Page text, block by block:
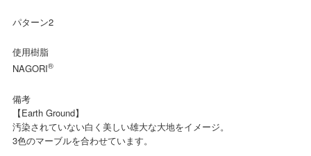
パターン2
使用樹脂
NAGORI®
備考
【Earth Ground】
汚染されていない白く美しい雄大な大地をイメージ。
3色のマーブルを合わせています。